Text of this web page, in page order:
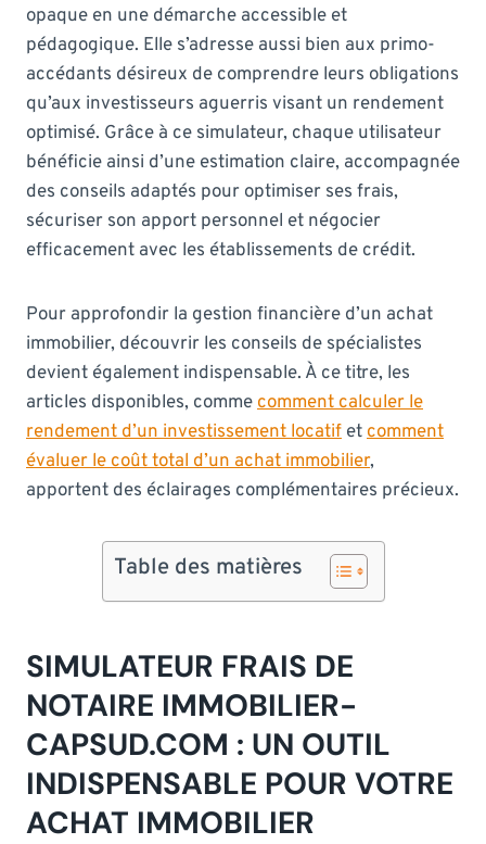
opaque en une démarche accessible et
pédagogique. Elle s’adresse aussi bien aux primo-
accédants désireux de comprendre leurs obligations
qu’aux investisseurs aguerris visant un rendement
optimisé. Grâce à ce simulateur, chaque utilisateur
bénéficie ainsi d’une estimation claire, accompagnée
des conseils adaptés pour optimiser ses frais,
sécuriser son apport personnel et négocier
efficacement avec les établissements de crédit.
Pour approfondir la gestion financière d’un achat
immobilier, découvrir les conseils de spécialistes
devient également indispensable. À ce titre, les
articles disponibles, commecomment calculer le
rendement d’un investissement locatif etcomment
évaluer le coût total d’un achat immobilier,
apportent des éclairages complémentaires précieux.
Table des matières
SIMULATEUR FRAIS DE
NOTAIRE IMMOBILIER-
CAPSUD.COM : UN OUTIL
INDISPENSABLE POUR VOTRE
ACHAT IMMOBILIER